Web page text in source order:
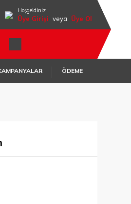
Hoşgeldiniz
Üye Girişi veya Üye Ol
ÖDEME